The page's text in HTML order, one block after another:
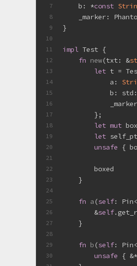
7
8
9
10
11
12
13
14
15
16
17
18
19
20
21
22
23
24
25
26
27
28
29
30
    b: *
const
_marker:
}
impl Test {
fn new(txt: &
let t =
            a:
b:
        };
let mut
let
unsafe {
        boxed
    }
fn a (self:
        &
self
    }
fn b (self:
unsafe {